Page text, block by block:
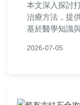
本文深入探討
治療方法，提
基於醫學知識
者參考。
2026-07-05